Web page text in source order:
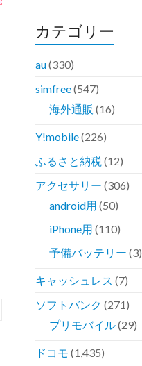
カテゴリー
au(330)
simfree(547)
海外通販 (16)
Y!mobile(226)
ふるさと納税(12)
アクセサリー (306)
android用 (50)
iPhone用 (110)
予備バッテリー (3)
キャッシュレス (7)
ソフトバンク (271)
プリモバイル(29)
ドコモ (1,435)